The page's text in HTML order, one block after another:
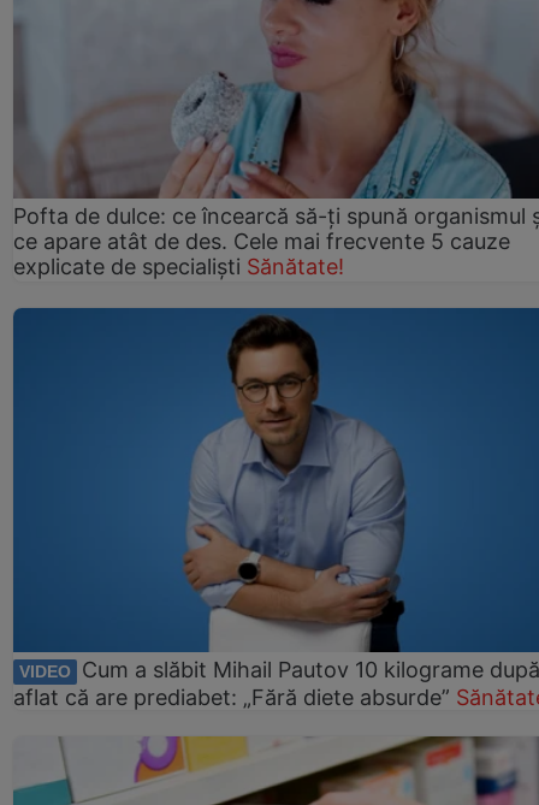
Pofta de dulce: ce încearcă să-ți spună organismul
ce apare atât de des. Cele mai frecvente 5 cauze
explicate de specialiști Sănătate!
VIDEO
Cum a slăbit Mihail Pautov 10 kilograme
aflat că are prediabet: „Fără diete absurde”